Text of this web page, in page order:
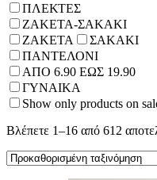
ΠΛΕΚΤΕΣ
ΖΑΚΕΤΑ-ΣΑΚΑΚΙ
ΖΑΚΕΤΑ
ΣΑΚΑΚΙ
ΠΑΝΤΕΛΟΝΙ
ΑΠΟ 6.90 ΕΩΣ 19.90
ΓΥΝΑΙΚΑ
Show only products on
Βλέπετε 1–16 από 612